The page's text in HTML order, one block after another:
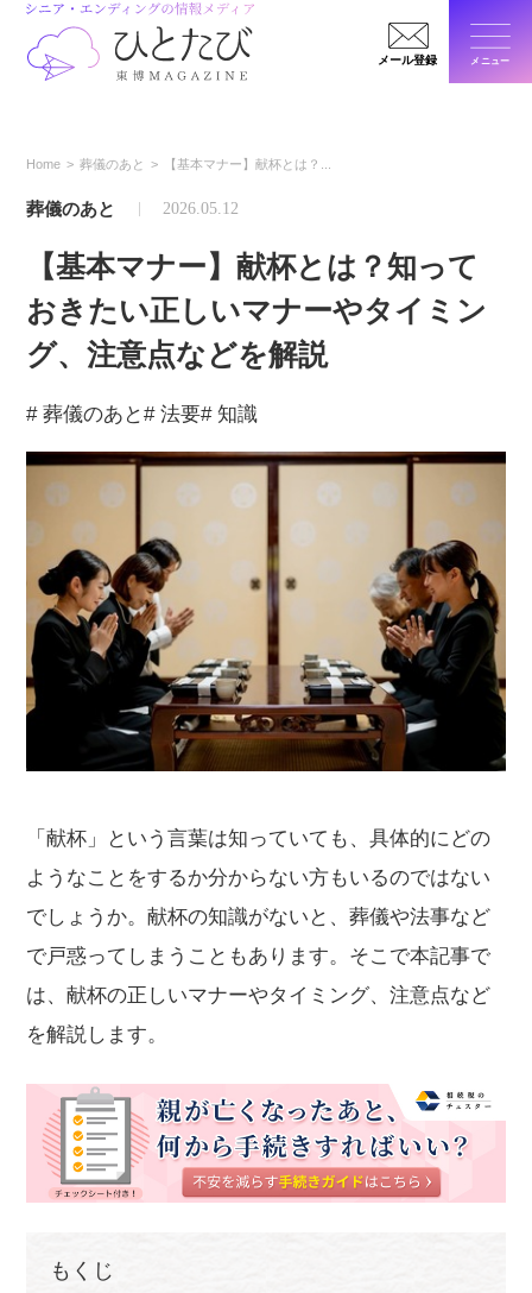
メール登録 メニュー
Home 葬儀のあと 【基本マナー】献杯とは？...
葬儀のあと 2026.05.12
【基本マナー】献杯とは？知って
おきたい正しいマナーやタイミン
グ、注意点などを解説
# 葬儀のあと# 法要# 知識
「献杯」という言葉は知っていても、具体的にどの
ようなことをするか分からない方もいるのではない
でしょうか。献杯の知識がないと、葬儀や法事など
で戸惑ってしまうこともあります。そこで本記事で
は、献杯の正しいマナーやタイミング、注意点など
を解説します。
もくじ